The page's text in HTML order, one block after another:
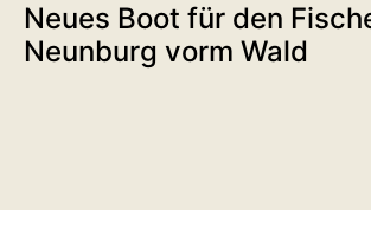
Neues Boot für den
Neunburg vorm Wald